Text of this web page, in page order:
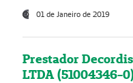
01 de Janeiro de 2019
Prestador
LTDA (51004346-